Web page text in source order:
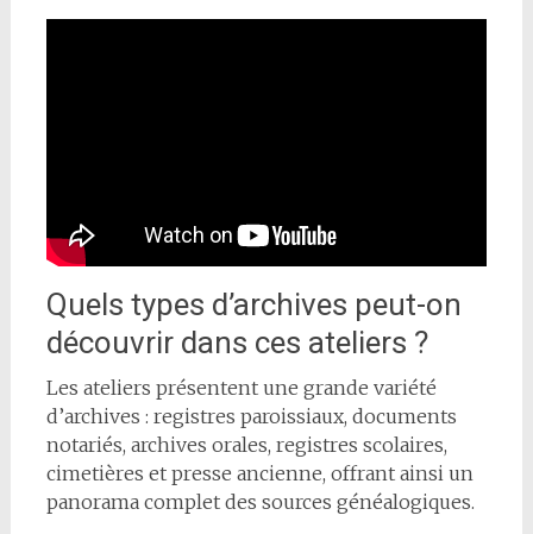
Quels types d’archives peut-on
découvrir dans ces ateliers ?
Les ateliers présentent une grande variété
d’archives : registres paroissiaux, documents
notariés, archives orales, registres scolaires,
cimetières et presse ancienne, offrant ainsi un
panorama complet des sources généalogiques.